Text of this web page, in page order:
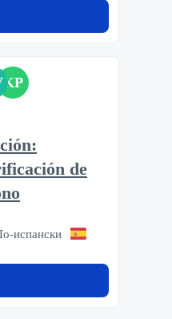
KP
de
испански